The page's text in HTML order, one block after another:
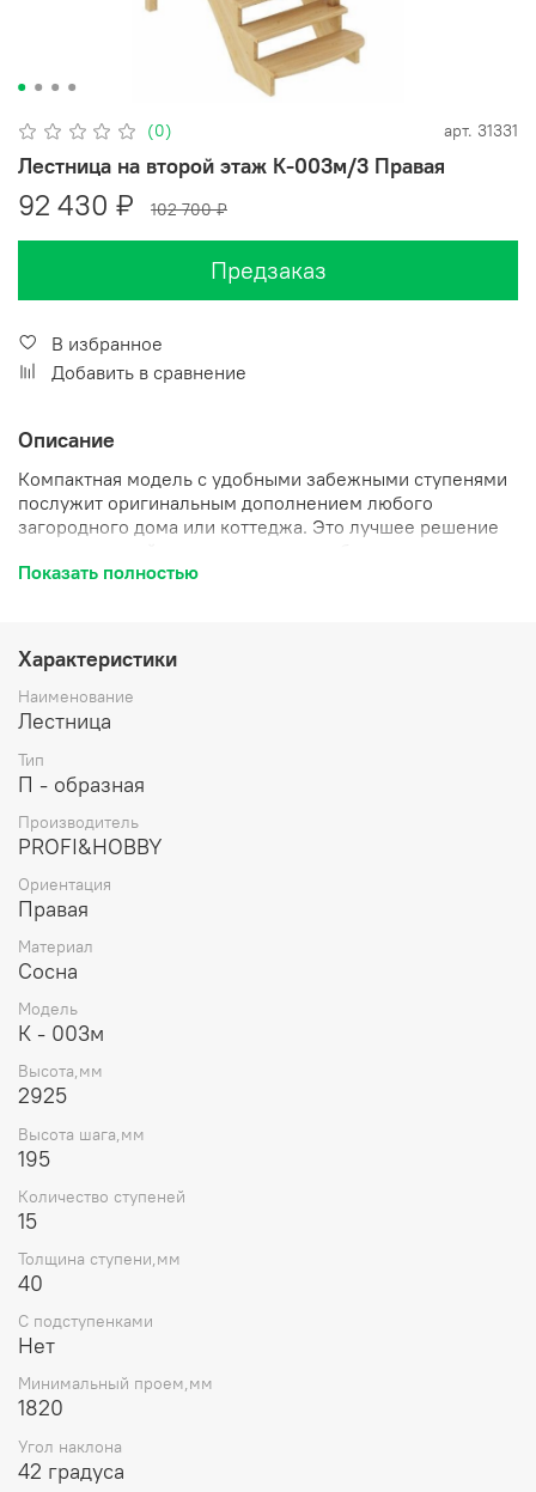
(0) арт. 31331
Лестница на второй этаж К-003м/3 Правая
92 430 ₽ 102 700 ₽
Предзаказ
В избранное
Добавить в сравнение
Описание
Компактная модель с удобными забежными ступенями
послужит оригинальным дополнением любого
загородного дома или коттеджа. Это лучшее решение
пространством. Лестница имеет поворот на 180? и
Показать полностью
Характеристики
Наименование
Лестница
Тип
П - образная
Производитель
PROFI&HOBBY
Ориентация
Правая
Материал
Сосна
Модель
К - 003м
Высота,мм
2925
Высота шага,мм
195
Количество ступеней
15
Толщина ступени,мм
40
С подступенками
Нет
Минимальный проем,мм
1820
Угол наклона
42 градуса